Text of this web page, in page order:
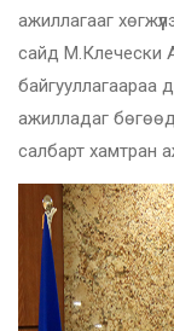
ажиллагааг
сайд М.Клечески
байгууллагаараа
ажилладаг
салбарт хамтран